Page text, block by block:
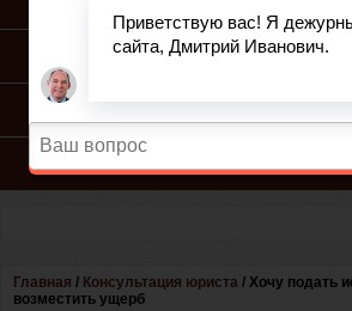
ПОДАЧА ИСКА
КОНСУЛЬТАЦИЯ
Главная / Консультация юриста / Хочу подать
возместить ущерб